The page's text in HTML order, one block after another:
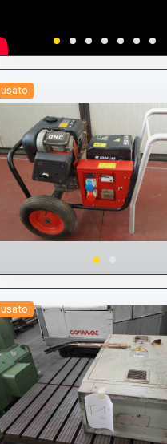
usato
usato